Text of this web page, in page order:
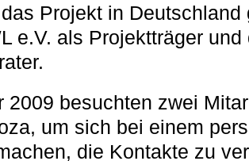
Projekt in
e.V. als Projektträger
2009 besuchten zwei
um sich bei einem
die Kontakte zu